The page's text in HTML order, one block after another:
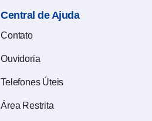
Central de Ajuda
Contato
Ouvidoria
Telefones Úteis
Área Restrita